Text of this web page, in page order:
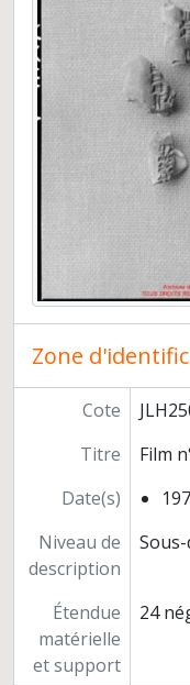
Rapports
Préparation
Zone
Cote
Titre
Film
Date(s)
Niveau de
description
Étendue
matérielle
et support
24